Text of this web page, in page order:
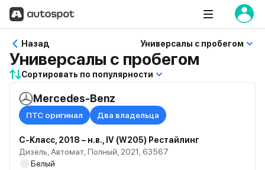
Назад Универсалы с пробегом
Универсалы с пробегом
Сортировать по популярности
Mercedes-Benz
ПТС оригинал Два владельца
C-Класс, 2018 – н.в., IV (W205) Рестайлинг
Дизель, Автомат, Полный, 2021, 63567
Белый